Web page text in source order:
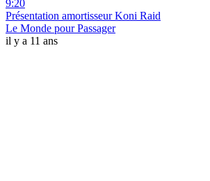
9:20
Présentation amortisseur Koni Raid
Le Monde pour Passager
il y a 11 ans